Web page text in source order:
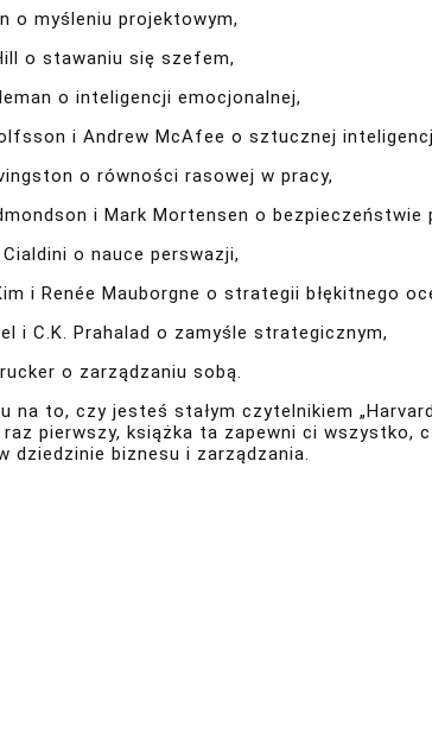
o myśleniu projektowym,
o stawaniu się szefem,
o inteligencji emocjonalnej,
i Andrew McAfee o sztucznej
o równości rasowej w pracy,
i Mark Mortensen o
o nauce perswazji,
i Renée Mauborgne o strategii błękitnego
i C.K. Prahalad o zamyśle strategicznym,
o zarządzaniu sobą.
na to, czy jesteś stałym czytelnikiem
pierwszy, książka ta zapewni ci wszystko,
dziedzinie biznesu i zarządzania.